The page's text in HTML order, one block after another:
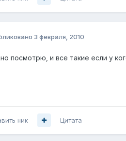
3 февраля, 2010
посмотрю, и все такие если у
ник Цитата